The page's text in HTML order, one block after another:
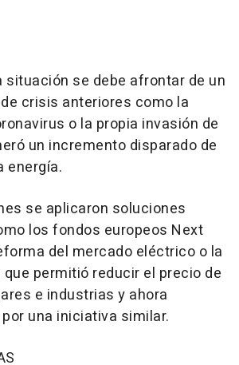
situación se debe afrontar de un
crisis anteriores como la
o la propia invasión de
un incremento disparado de
energía.
se aplicaron soluciones
los fondos europeos Next
del mercado eléctrico o la
permitió reducir el precio de
e industrias y ahora
una iniciativa similar.